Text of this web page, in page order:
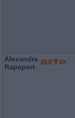
Alexandra
Rapaport